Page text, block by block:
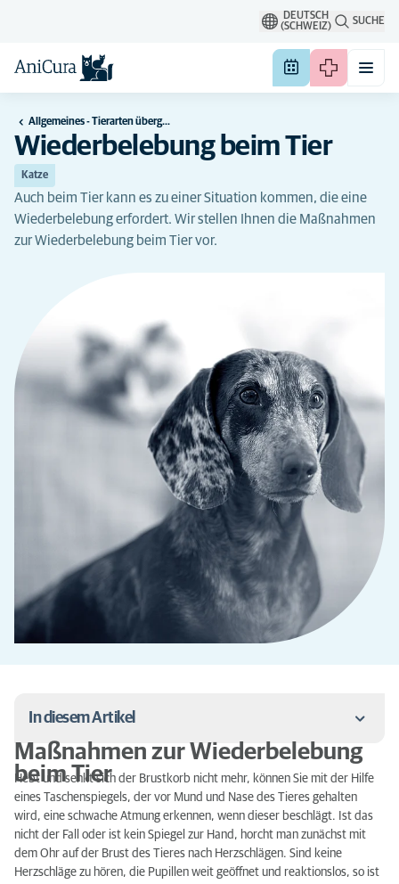
DEUTSCH
(SCHWEIZ)
SUCHE
Allgemeines - Tierarten übergreifend
Wiederbelebung beim Tier
Katze
Auch beim Tier kann es zu einer Situation kommen, die eine
Wiederbelebung erfordert. Wir stellen Ihnen die Maßnahmen
zur Wiederbelebung beim Tier vor.
In diesem Artikel
Kapilarenfüllungszeit zur Überprüfung des Schocks
Herzmassage
Maßnahmen zur Wiederbelebung
beim Tier
Hebt und senkt sich der Brustkorb nicht mehr, können Sie mit der Hilfe
eines Taschenspiegels, der vor Mund und Nase des Tieres gehalten
wird, eine schwache Atmung erkennen, wenn dieser beschlägt. Ist das
nicht der Fall oder ist kein Spiegel zur Hand, horcht man zunächst mit
dem Ohr auf der Brust des Tieres nach Herzschlägen. Sind keine
Herzschläge zu hören, die Pupillen weit geöffnet und reaktionslos, so ist